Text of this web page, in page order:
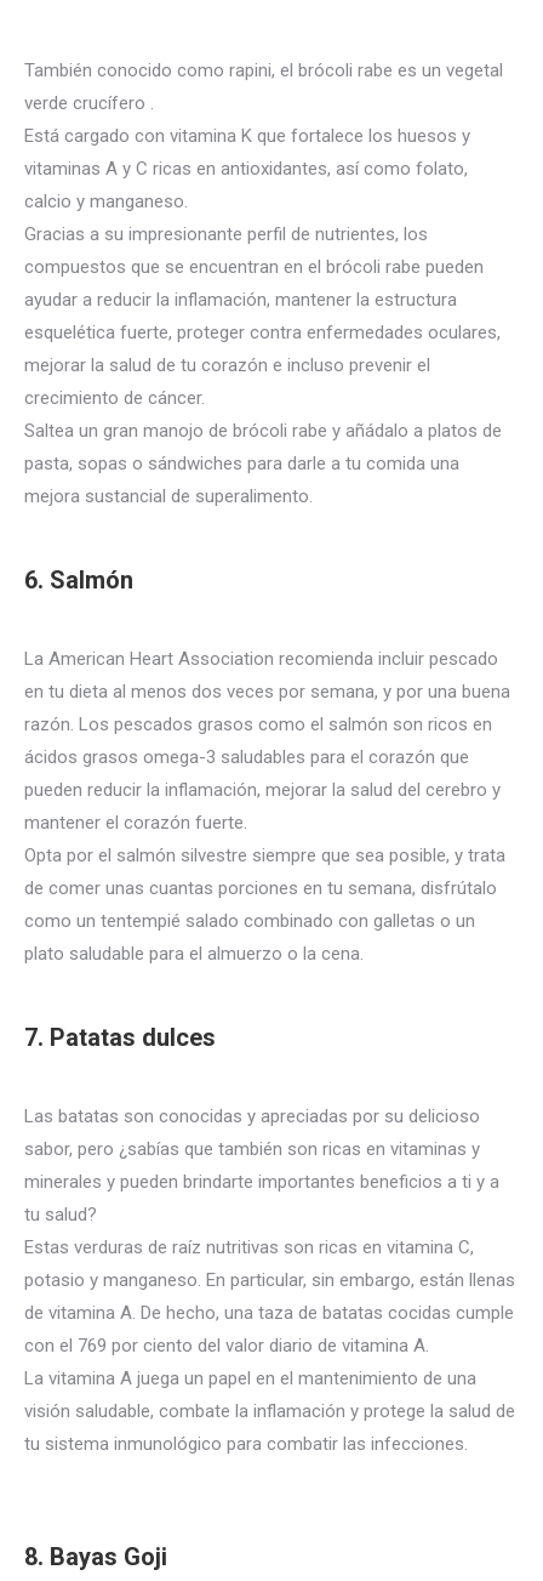
También conocido como rapini, el brócoli rabe es un vegetal
verde crucífero .
Está cargado con vitamina K que fortalece los huesos y
vitaminas A y C ricas en antioxidantes, así como folato,
calcio y manganeso.
Gracias a su impresionante perfil de nutrientes, los
compuestos que se encuentran en el brócoli rabe pueden
ayudar a reducir la inflamación, mantener la estructura
esquelética fuerte, proteger contra enfermedades oculares,
mejorar la salud de tu corazón e incluso prevenir el
crecimiento de cáncer.
Saltea un gran manojo de brócoli rabe y añádalo a platos de
pasta, sopas o sándwiches para darle a tu comida una
mejora sustancial de superalimento.
6. Salmón
La American Heart Association recomienda incluir pescado
en tu dieta al menos dos veces por semana, y por una buena
razón. Los pescados grasos como el salmón son ricos en
ácidos grasos omega-3 saludables para el corazón que
pueden reducir la inflamación, mejorar la salud del cerebro y
mantener el corazón fuerte.
Opta por el salmón silvestre siempre que sea posible, y trata
de comer unas cuantas porciones en tu semana, disfrútalo
como un tentempié salado combinado con galletas o un
plato saludable para el almuerzo o la cena.
7. Patatas dulces
Las batatas son conocidas y apreciadas por su delicioso
sabor, pero ¿sabías que también son ricas en vitaminas y
minerales y pueden brindarte importantes beneficios a ti y a
tu salud?
Estas verduras de raíz nutritivas son ricas en vitamina C,
potasio y manganeso. En particular, sin embargo, están llenas
de vitamina A. De hecho, una taza de batatas cocidas cumple
con el 769 por ciento del valor diario de vitamina A.
La vitamina A juega un papel en el mantenimiento de una
visión saludable, combate la inflamación y protege la salud de
tu sistema inmunológico para combatir las infecciones.
8. Bayas Goji